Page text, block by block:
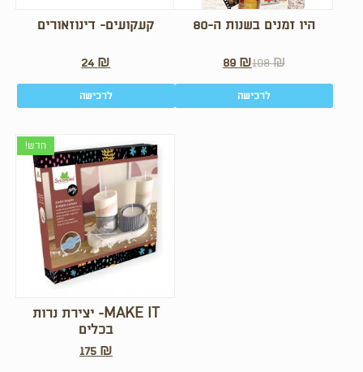
קעקועים- דינוזאורים
24 ₪
לרכישה
היו זמנים בשנות ה-80
108₪
89 ₪
לרכישה
חדש!
MAKE IT- יצירת נרות
בכלים
175 ₪